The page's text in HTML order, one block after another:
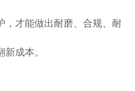
，才能做出耐磨、合规、耐
成本。